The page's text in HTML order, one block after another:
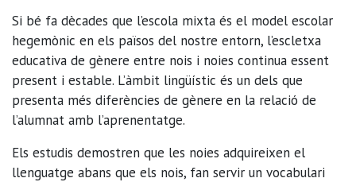
Si bé fa dècades que l’escola mixta és el model escolar
hegemònic en els països del nostre entorn, l’escletxa
educativa de gènere entre nois i noies continua essent
present i estable. L’àmbit lingüístic és un dels que
presenta més diferències de gènere en la relació de
l’alumnat amb l’aprenentatge.
Els estudis demostren que les noies adquireixen el
llenguatge abans que els nois, fan servir un vocabulari